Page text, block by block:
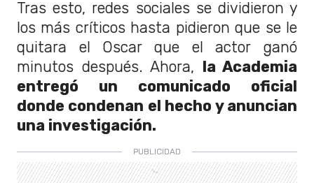
Tras esto, redes sociales se dividieron y
los más críticos hasta pidieron que se le
quitara el Oscar que el actor ganó
minutos después. Ahora, la Academia
entregó un comunicado oficial
donde condenan el hecho y anuncian
una investigación.